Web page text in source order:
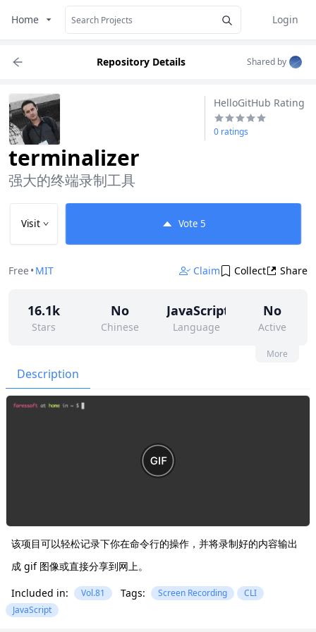
Home
Login
Repository Details Shared by
HelloGitHub Rating
0 ratings
terminalizer
强大的终端录制工具
Visit Vote 5
Free• MIT Claim Collect Share
16.1k
Stars
No
Chinese
JavaScript
Language
No
Active
Contributors
None
522
Forks
MIT
More
Description
该项目可以轻松记录下你在命令行的操作，并将录制好的内容输出
成 gif 图像或直接分享到网上。
Included in:
Vol.81 Tags: Screen Recording
CLI
JavaScript